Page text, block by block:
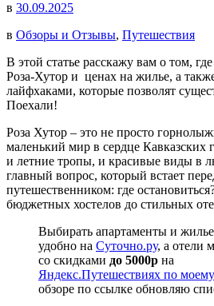
в 30.09.2025
в Обзоры и Отзывы, Путешествия
В этой статье расскажу вам о том,
Роза-Хутор и ценах на жилье, а
лайфхаками, которые позволят
Поехали!
Роза Хутор – это не просто
маленький мир в сердце Кавказских
и летние тропы, и красивые виды в
главный вопрос, который встает
путешественником: где
бюджетных хостелов до стильных
Выбирать апартаменты и
удобно на Суточно.ру, а отели
со скидками до 5000р на
Яндекс.Путешествиях по
обзоре по ссылке обновляю